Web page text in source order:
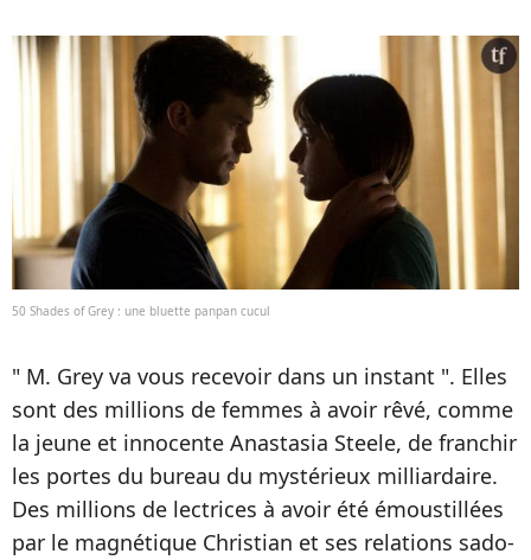
50 Shades of Grey : une bluette panpan cucul
" M. Grey va vous recevoir dans un instant ". Elles
sont des millions de femmes à avoir rêvé, comme
la jeune et innocente Anastasia Steele, de franchir
les portes du bureau du mystérieux milliardaire.
Des millions de lectrices à avoir été émoustillées
par le magnétique Christian et ses relations sado-